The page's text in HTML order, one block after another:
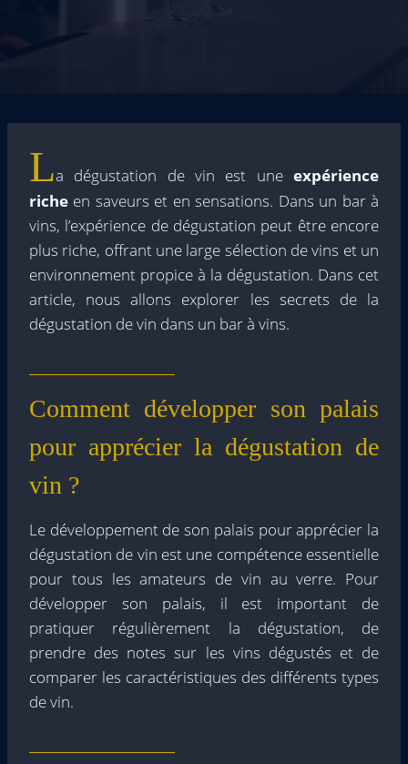
La dégustation de vin est une expérience
riche en saveurs et en sensations. Dans un bar à
vins, l’expérience de dégustation peut être encore
plus riche, offrant une large sélection de vins et un
environnement propice à la dégustation. Dans cet
article, nous allons explorer les secrets de la
dégustation de vin dans un bar à vins.
Comment développer son palais
pour apprécier la dégustation de
vin ?
Le développement de son palais pour apprécier la
dégustation de vin est une compétence essentielle
pour tous les amateurs de vin au verre. Pour
développer son palais, il est important de
pratiquer régulièrement la dégustation, de
prendre des notes sur les vins dégustés et de
comparer les caractéristiques des différents types
de vin.